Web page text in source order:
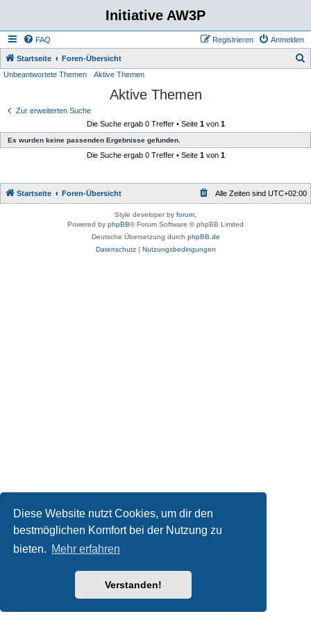
Diese Website nutzt Cookies, um dir den
bestmöglichen Komfort bei der Nutzung zu
bieten. Mehr erfahren
Verstanden!
Initiative AW3P
FAQ Anmelden
Registrieren
Startseite Foren-Übersicht
Unbeantwortete Themen Aktive Themen
Aktive Themen
Zur erweiterten Suche
Die Suche ergab 0 Treffer • Seite 1von 1
Es wurden keine passenden Ergebnisse gefunden.
Die Suche ergab 0 Treffer • Seite 1von 1
Startseite Foren-Übersicht Alle Zeiten sind UTC+02:00
Style developer by forum
Powered by phpBB® Forum Software © phpBB Limited
Deutsche Übersetzung durch phpBB.de
Datenschutz| Nutzungsbedingungen